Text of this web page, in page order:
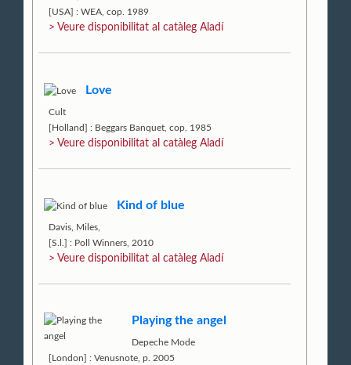
[USA] : WEA, cop. 1989
> Veure disponibilitat al catàleg Aladí
Love
Cult
[Holland] : Beggars Banquet, cop. 1985
> Veure disponibilitat al catàleg Aladí
Kind of blue
Davis, Miles,
[S.l.] : Poll Winners, 2010
> Veure disponibilitat al catàleg Aladí
Playing the angel
Depeche Mode
[London] : Venusnote, p. 2005